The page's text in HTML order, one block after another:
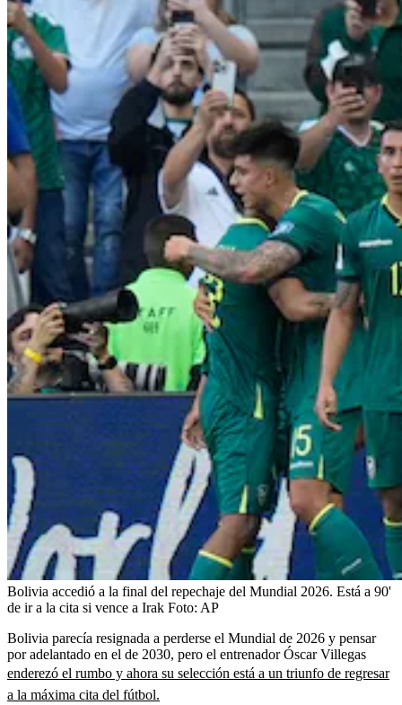
Bolivia accedió a la final del repechaje del Mundial 2026. Está a 90'
de ir a la cita si vence a Irak Foto: AP
Bolivia parecía resignada a perderse el Mundial de 2026 y pensar
por adelantado en el de 2030, pero el entrenador Óscar Villegas
enderezó el rumbo y ahora su selección está a un triunfo de regresar
a la máxima cita del fútbol.